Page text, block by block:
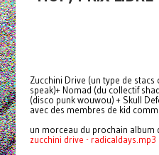
Zucchini Drive (un type de
speak)+ Nomad (du collectif
(disco punk wouwou) + Skull
avec des membres de kid
un morceau du prochain album
zucchini drive - radicaldays.mp3